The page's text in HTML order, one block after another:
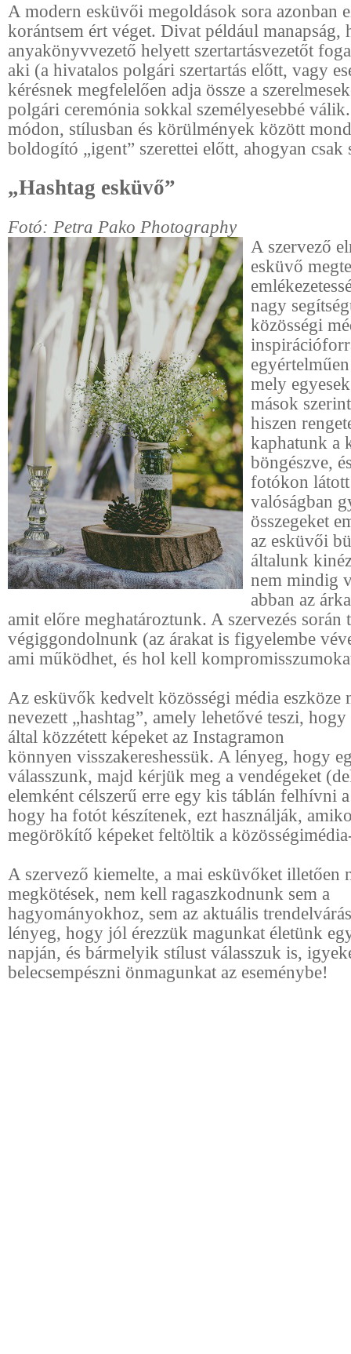
A modern esküvői megoldások sora azonban
korántsem ért véget. Divat például manapság,
anyakönyvvezető helyett szertartásvezetőt
aki (a hivatalos polgári szertartás előtt, vagy
kérésnek megfelelően adja össze a
polgári ceremónia sokkal személyesebbé
módon, stílusban és körülmények között
boldogító „igent” szerettei előtt, ahogyan csak
„Hashtag esküvő”
Fotó: Petra Pako Photography
A szervező
esküvő
nagy
közösségi
mely
mások
hiszen
kaphatunk a
böngészve,
fotókon
valóságban
összegeket
az esküvői
általunk
nem mindig
abban az
amit előre meghatároztunk. A szervezés során
végiggondolnunk (az árakat is figyelembe
ami működhet, és hol kell
Az esküvők kedvelt közösségi média eszköze
nevezett „hashtag”, amely lehetővé teszi,
által közzétett képeket az Instagramon
könnyen visszakereshessük. A lényeg, hogy
válasszunk, majd kérjük meg a vendégeket
elemként célszerű erre egy kis táblán felhívni
hogy ha fotót készítenek, ezt használják,
megörökítő képeket feltöltik a
A szervező kiemelte, a mai esküvőket illetően
megkötések, nem kell ragaszkodnunk sem a
hagyományokhoz, sem az aktuális
lényeg, hogy jól érezzük magunkat életünk
napján, és bármelyik stílust válasszuk is,
belecsempészni önmagunkat az eseménybe!